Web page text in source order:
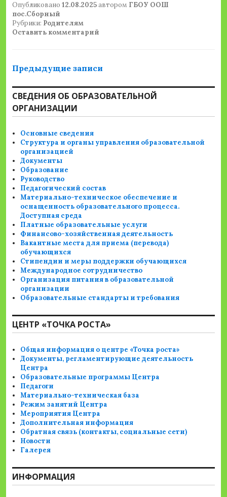
Опубликовано 12.08.2025автором ГБОУ ООШ
пос.Сборный
Рубрики: Родителям
Оставить комментарий
Навигация
по
записям
Предыдущие записи
СВЕДЕНИЯ ОБ ОБРАЗОВАТЕЛЬНОЙ
ОРГАНИЗАЦИИ
Основные сведения
Структура и органы управления образовательной
организацией
Документы
Образование
Руководство
Педагогический состав
Материально-техническое обеспечение и
оснащенность образовательного процесса.
Доступная среда
Платные образовательные услуги
Финансово-хозяйственная деятельность
Вакантные места для приема (перевода)
обучающихся
Стипендии и меры поддержки обучающихся
Международное сотрудничество
Организация питания в образовательной
организации
Образовательные стандарты и требования
ЦЕНТР «ТОЧКА РОСТА»
Общая информация о центре «Точка роста»
Документы, регламентирующие деятельность
Центра
Образовательные программы Центра
Педагоги
Материально-техническая база
Режим занятий Центра
Мероприятия Центра
Дополнительная информация
Обратная связь (контакты, социальные сети)
Новости
Галерея
ИНФОРМАЦИЯ